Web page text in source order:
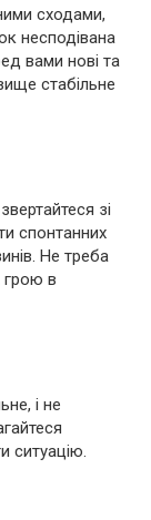
сходами,
несподівана
вами нові та
стабільне
зі
спонтанних
Не треба
грою в
і не
ситуацію.